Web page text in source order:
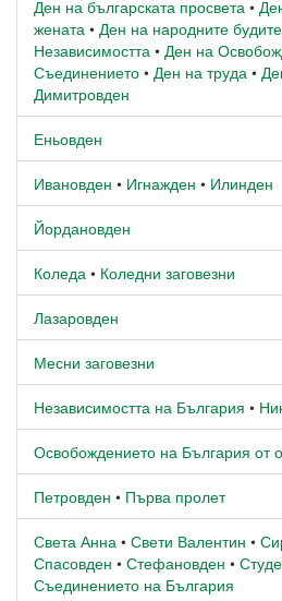
Ден на българската просвета •
жената • Ден на народните
Независимостта • Ден на
Съединението • Ден на труда •
Димитровден
Еньовден
Ивановден • Игнажден • Илинден
Йордановден
Коледа • Коледни заговезни
Лазаровден
Месни заговезни
Независимостта на България •
Освобождението на България от
Петровден • Първа пролет
Света Анна • Свети Валентин •
Спасовден • Стефановден •
Съединението на България